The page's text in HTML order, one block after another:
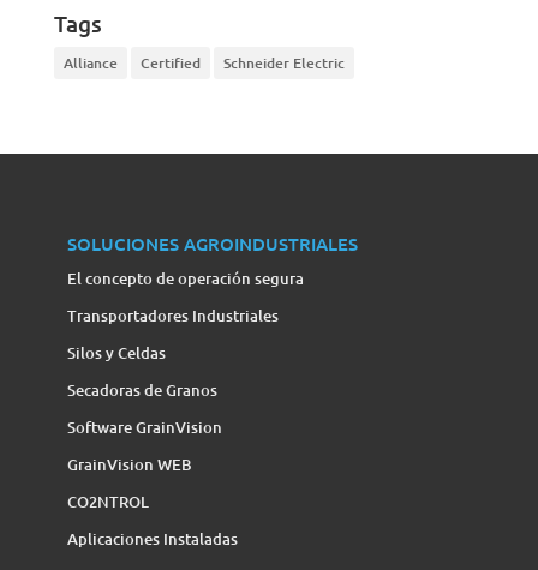
Tags
Alliance Certified Schneider Electric
SOLUCIONES AGROINDUSTRIALES
El concepto de operación segura
Transportadores Industriales
Silos y Celdas
Secadoras de Granos
Software GrainVision
GrainVision WEB
CO2NTROL
Aplicaciones Instaladas